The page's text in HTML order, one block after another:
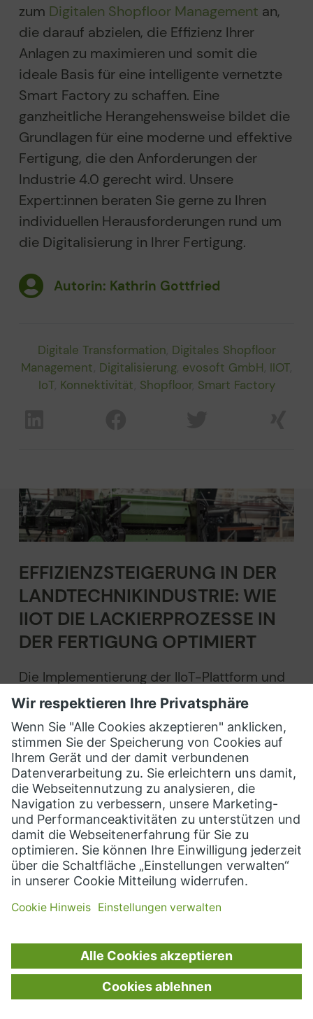
zum Digitalen Shopfloor Management an,
die darauf abzielen, die Effizienz Ihrer
Anlagen zu maximieren und somit die
ideale Basis für eine intelligente vernetzte
Smart Factory zu schaffen. Eine
ganzheitliche Herangehensweise bildet die
Grundlagen für eine moderne und effektive
Fertigung, die den Anforderungen der
Industrie 4.0 gerecht wird. Unsere
Expert:innen beraten Sie gerne zu Ihren
individuellen Herausforderungen rund um
die Digitalisierung in Ihrer Fertigung.
Autorin: Kathrin Gottfried
Digitale Transformation Digitales Shopfloor
Management Digitalisierung evosoft GmbH IIOT
IoT, Konnektivität Shopfloor, Smart Factory
EFFIZIENZSTEIGERUNG IN DER
LANDTECHNIKINDUSTRIE: WIE
IIOT DIE LACKIERPROZESSE IN
DER FERTIGUNG OPTIMIERT
Die Implementierung der IIoT-Plattform und
die Entwicklung von spezifischen
Anwendungsfälle haben zu mehreren
positiven Auswirkungen für unseren Kunden
geführt. Diese beinhalten…
JETZT MEHR LESEN
VORGESCHLAGENE
BEITRÄGE